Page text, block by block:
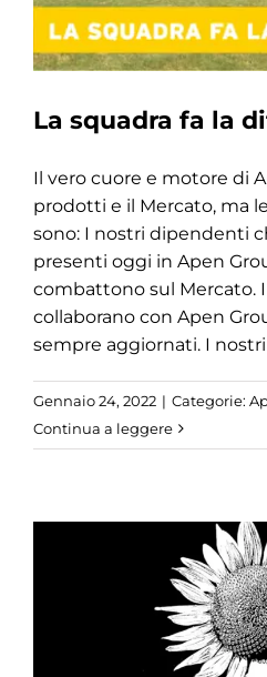
La squadra fa la
Il vero cuore e motore di
prodotti e il Mercato, ma
sono: I nostri dipendenti
presenti oggi in Apen
combattono sul Mercato.
collaborano con Apen
sempre aggiornati. I
Gennaio 24, 2022 | Categorie:
Continua a leggere